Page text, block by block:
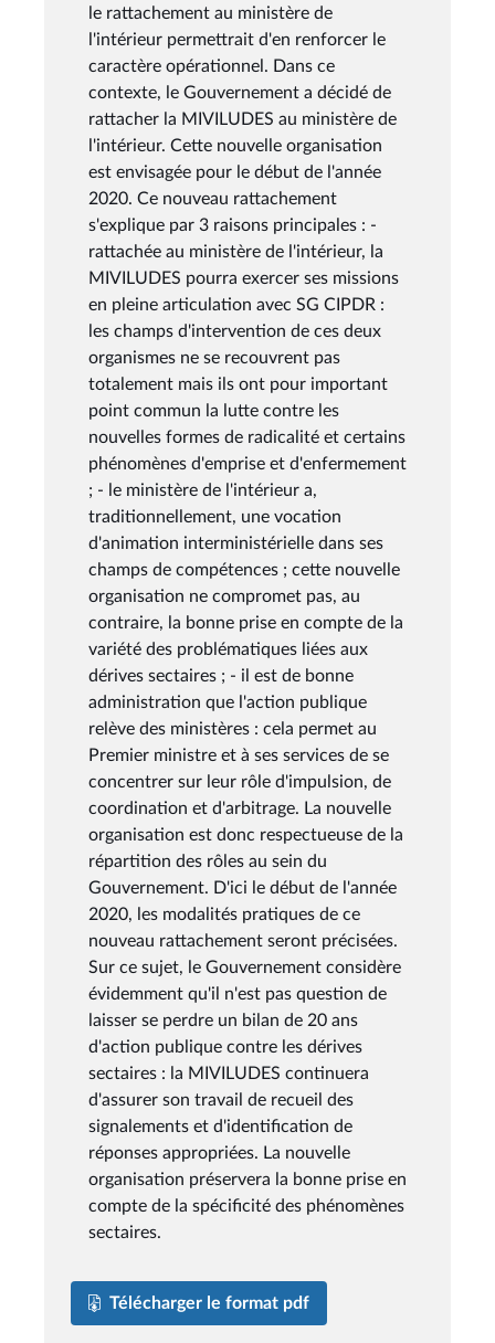
le rattachement au ministère de
l'intérieur permettrait d'en renforcer le
caractère opérationnel. Dans ce
contexte, le Gouvernement a décidé de
rattacher la MIVILUDES au ministère de
l'intérieur. Cette nouvelle organisation
est envisagée pour le début de l'année
2020. Ce nouveau rattachement
s'explique par 3 raisons principales : -
rattachée au ministère de l'intérieur, la
MIVILUDES pourra exercer ses missions
en pleine articulation avec SG CIPDR :
les champs d'intervention de ces deux
organismes ne se recouvrent pas
totalement mais ils ont pour important
point commun la lutte contre les
nouvelles formes de radicalité et certains
phénomènes d'emprise et d'enfermement
; - le ministère de l'intérieur a,
traditionnellement, une vocation
d'animation interministérielle dans ses
champs de compétences ; cette nouvelle
organisation ne compromet pas, au
contraire, la bonne prise en compte de la
variété des problématiques liées aux
dérives sectaires ; - il est de bonne
administration que l'action publique
relève des ministères : cela permet au
Premier ministre et à ses services de se
concentrer sur leur rôle d'impulsion, de
coordination et d'arbitrage. La nouvelle
organisation est donc respectueuse de la
répartition des rôles au sein du
Gouvernement. D'ici le début de l'année
2020, les modalités pratiques de ce
nouveau rattachement seront précisées.
Sur ce sujet, le Gouvernement considère
évidemment qu'il n'est pas question de
laisser se perdre un bilan de 20 ans
d'action publique contre les dérives
sectaires : la MIVILUDES continuera
d'assurer son travail de recueil des
signalements et d'identification de
réponses appropriées. La nouvelle
organisation préservera la bonne prise en
compte de la spécificité des phénomènes
sectaires.
Télécharger le format pdf